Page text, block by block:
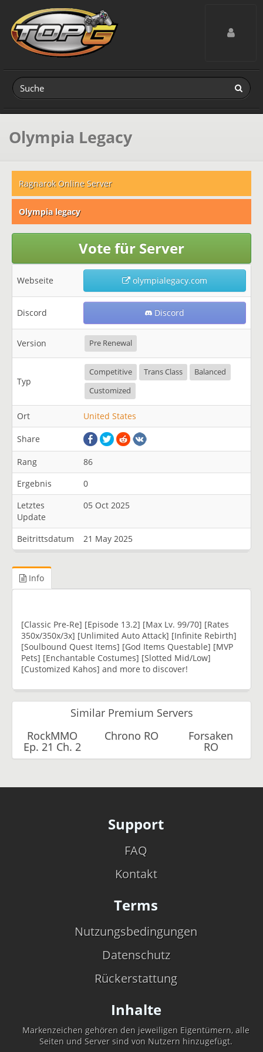
Toggle
Olympia Legacy
Ragnarok Online Server
Olympia legacy
Vote für Server
Webseite olympialegacy.com
Discord Discord
Version Pre Renewal
Typ
Competitive Trans Class
Balanced
Customized
Ort United States
Share
Rang
86
Ergebnis
0
Letztes
Update
05 Oct 2025
Beitrittsdatum 21 May 2025
Info
[Classic Pre-Re] [Episode 13.2] [Max Lv. 99/70] [Rates
350x/350x/3x] [Unlimited Auto Attack] [Infinite Rebirth]
[Soulbound Quest Items] [God Items Questable] [MVP
Pets] [Enchantable Costumes] [Slotted Mid/Low]
[Customized Kahos] and more to discover!
Similar Premium Servers
RockMMO
Ep. 21 Ch. 2
Chrono RO Forsaken
RO
Support
FAQ
Kontakt
Terms
Nutzungsbedingungen
Datenschutz
Rückerstattung
Inhalte
Markenzeichen gehören den jeweiligen Eigentümern, alle
Seiten und Server sind von Nutzern hinzugefügt.